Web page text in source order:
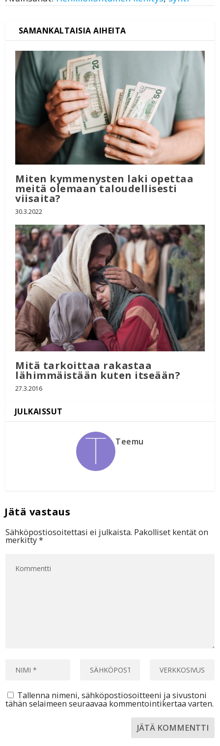
Miten kymmenysten laki opettaa
meitä olemaan taloudellisesti
viisaita?
30.3.2022
Mitä tarkoittaa rakastaa
lähimmäistään kuten itseään?
27.3.2016
Teemu
Sähköpostiosoitettasi ei julkaista. Pakolliset kentät on
merkitty*
Tallenna nimeni, sähköpostiosoitteeni ja sivustoni
tähän selaimeen seuraavaa kommentointikertaa varten.